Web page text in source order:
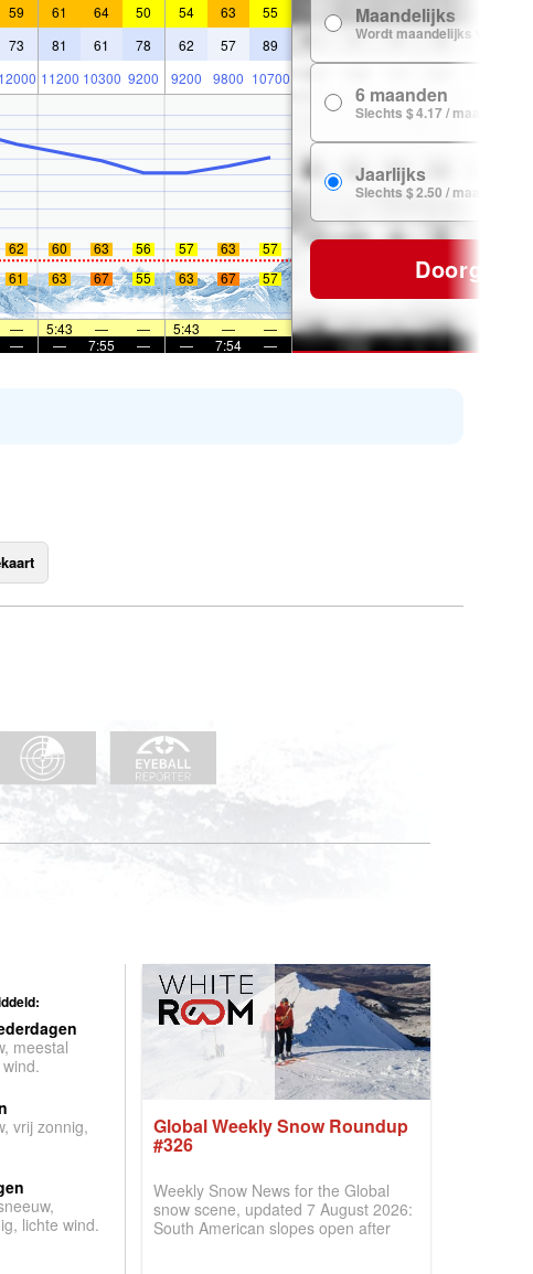
59 61 64 50 54 63 55
73 81 61 78 62 57 89
12000 11200 10300 9200 9200 9800 10700
62 60 63 56 57 63
57
61 63 67 55 63 67 57
— 5:43 — — 5:43 —
—
— — 7:55 — — 7:54 —
Maandelijks
Wordt maandelijks verlengd
6 maanden
Slechts $ 4.17 / maand
Jaarlijks
Slechts $ 2.50 / maand
Doorgaan
meestal
vrij zonnig,
lichte wind.
Global Weekly Snow Roundup
#326
Weekly Snow News for the Global
snow scene, updated 7 August 2026:
South American slopes open after